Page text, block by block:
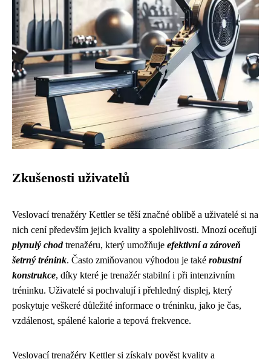
Zkušenosti uživatelů
Veslovací trenažéry Kettler se těší značné oblibě a uživatelé si na
nich cení především jejich kvality a spolehlivosti. Mnozí oceňují
plynulý chodtrenažéru, který umožňuje efektivní a zároveň
šetrný trénink. Často zmiňovanou výhodou je také robustní
konstrukce, díky které je trenažér stabilní i při intenzivním
tréninku. Uživatelé si pochvalují i přehledný displej, který
poskytuje veškeré důležité informace o tréninku, jako je čas,
vzdálenost, spálené kalorie a tepová frekvence.
Veslovací trenažéry Kettler si získaly pověst kvality a